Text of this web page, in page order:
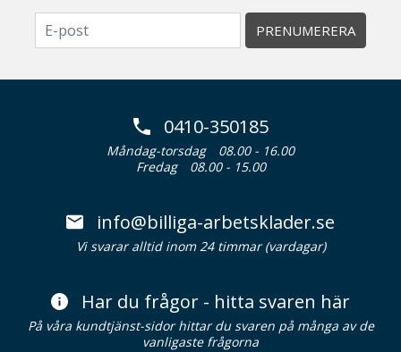
PRENUMERERA
0410-350185
Måndag-torsdag
08.00 - 16.00
Fredag
08.00 - 15.00
info@billiga-arbetsklader.se
Vi svarar alltid inom 24 timmar (vardagar)
Har du frågor - hitta svaren här
På våra kundtjänst-sidor hittar du svaren på många av de
vanligaste frågorna